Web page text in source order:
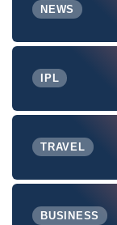
NEWS
IPL
TRAVEL
BUSINESS